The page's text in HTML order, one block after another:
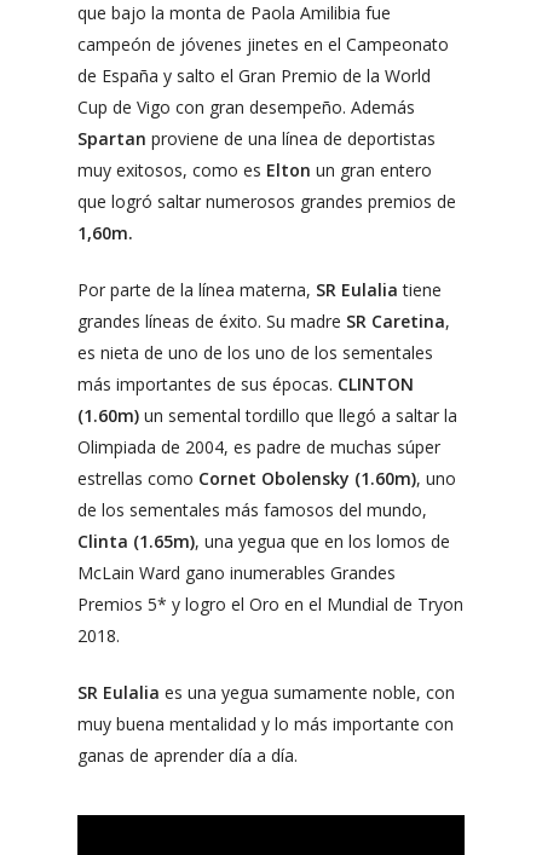
que bajo la monta de Paola Amilibia fue
campeón de jóvenes jinetes en el Campeonato
de España y salto el Gran Premio de la World
Cup de Vigo con gran desempeño. Además
Spartan proviene de una línea de deportistas
muy exitosos, como es Eltonun gran entero
que logró saltar numerosos grandes premios de
1,60m.
Por parte de la línea materna, SR Eulalia tiene
grandes líneas de éxito. Su madre SR Caretina,
es nieta de uno de los uno de los sementales
más importantes de sus épocas. CLINTON
(1.60m) un semental tordillo que llegó a saltar la
Olimpiada de 2004, es padre de muchas súper
estrellas como Cornet Obolensky (1.60m), uno
de los sementales más famosos del mundo,
Clinta (1.65m), una yegua que en los lomos de
McLain Ward gano inumerables Grandes
Premios 5* y logro el Oro en el Mundial de Tryon
2018.
SR Eulalia es una yegua sumamente noble, con
muy buena mentalidad y lo más importante con
ganas de aprender día a día.